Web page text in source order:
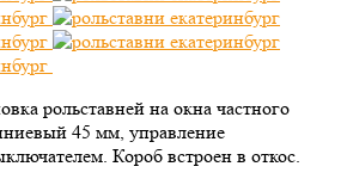
рольставней на окна частного
45 мм, управление
Короб встроен в откос.